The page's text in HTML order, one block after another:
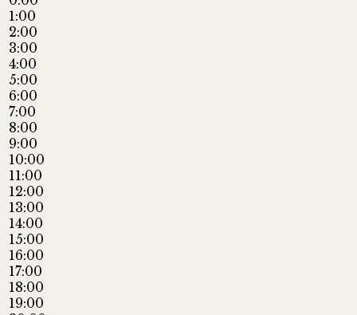
1:00
2:00
3:00
4:00
5:00
6:00
7:00
8:00
9:00
10:00
11:00
12:00
13:00
14:00
15:00
16:00
17:00
18:00
19:00